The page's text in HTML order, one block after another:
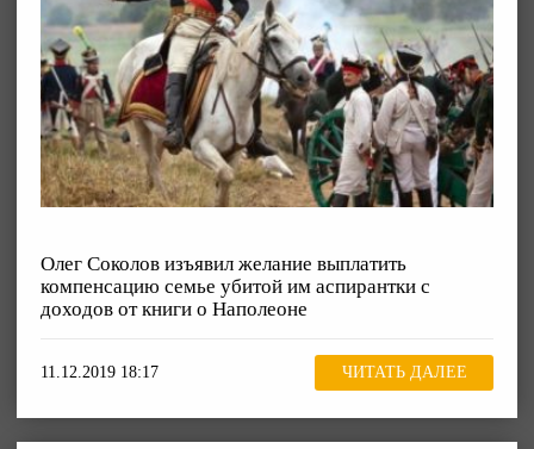
Олег Соколов изъявил желание выплатить
компенсацию семье убитой им аспирантки с
доходов от книги о Наполеоне
11.12.2019 18:17 ЧИТАТЬ ДАЛЕЕ